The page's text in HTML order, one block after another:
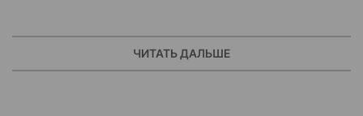
Аналитический состав:влажность 81%; сырой белок
7%, сырая клетчатка 0,3%; сырое масло и жиры 5%,
ЧИТАТЬ ДАЛЬШЕ